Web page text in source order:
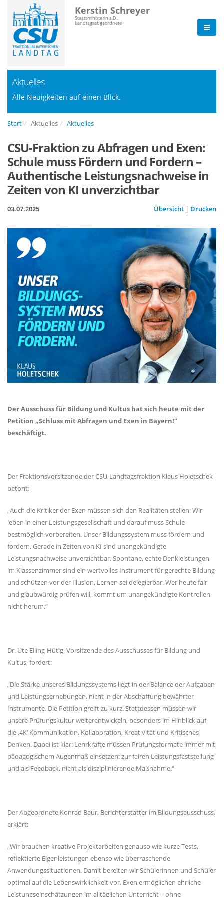
Kerstin Schreyer
Staatsministerin a.D.,
Landtagsabgeordnete
Aktuelles
Alle Neuigkeiten auf einen Blick.
Start Aktuelles Aktuelles
CSU-Fraktion zu Abfragen und Exen:
Schule muss Fördern und Fordern –
Authentische Leistungsnachweise in
Zeiten von KI unverzichtbar
03.07.2025 Übersicht | Drucken
Der Ausschuss für Bildung und Kultus hat sich heute mit der
Petition „Schluss mit Abfragen und Exen in Bayern!“
beschäftigt.
Der Fraktionsvorsitzende der CSU-Landtagsfraktion Klaus Holetschek
betont:
Auch die Kritiker der Exen müssen sich den Realitäten stellen: Wir
leben in einer Leistungsgesellschaft und darauf muss Schule
bestmöglich vorbereiten. Unser Bildungssystem muss fördern und
fordern. Gerade in Zeiten von KI sind unangekündigte
Leistungsnachweise unverzichtbar. Spontane, echte Denkleistungen
im Klassenzimmer sind ein wertvolles Instrument für gerechte Bildung
und schützen vor der Illusion, Lernen sei delegierbar. Wer heute fair
und glaubwürdig prüfen will, kommt um unangekündigte Kontrollen
nicht herum.“
Dr. Ute Eiling-Hütig, Vorsitzende des Ausschusses für Bildung und
Kultus, fordert:
Die Stärke unseres Bildungssystems liegt in der Balance der Aufgaben
und Leistungserhebungen, nicht in der Abschaffung bewährter
Instrumente. Die Petition greift zu kurz. Stattdessen müssen wir
unsere Prüfungskultur weiterentwickeln, besonders im Hinblick auf
die ‚4K‘ Kommunikation, Kollaboration, Kreativität und Kritisches
Denken. Dabei ist klar: Lehrkräfte müssen Prüfungsformate immer mit
pädagogischem Augenmaß einsetzen: zur fairen Leistungsfeststellung
und als Feedback, nicht als disziplinierende Maßnahme.“
Der Abgeordnete Konrad Baur, Berichterstatter im Bildungsausschuss,
erklärt:
Wir brauchen kreative Projektarbeiten genauso wie kurze Tests,
reflektierte Eigenleistungen ebenso wie überraschende
Anwendungssituationen. Damit bereiten wir Schülerinnen und Schüler
optimal auf die Lebenswirklichkeit vor. Exen ermöglichen ehrliche
Leistungseinschätzungen im alltäglichen Unterricht – ohne